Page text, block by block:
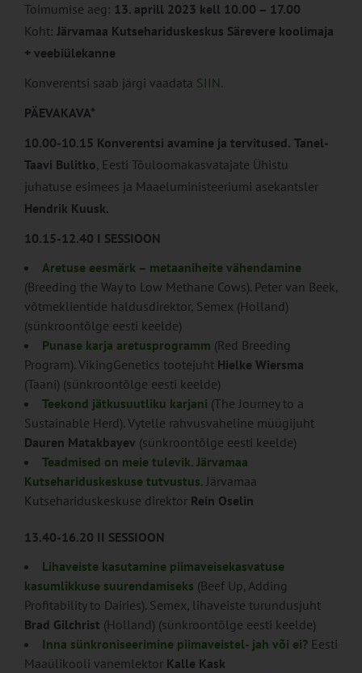
Toimumise aeg: 13. aprill 2023 kell 10.00 – 17.00
Koht: Järvamaa Kutsehariduskeskus Särevere koolimaja
+ veebiülekanne
Konverentsi saab järgi vaadata SIIN.
PÄEVAKAVA*
10.00-10.15 Konverentsi avamine ja tervitused. Tanel-
Taavi Bulitko, Eesti Tõuloomakasvatajate Ühistu
juhatuse esimees ja Maaeluministeeriumi asekantsler
Hendrik Kuusk.
10.15-12.40 I SESSIOON
Aretuse eesmärk – metaaniheite vähendamine
(Breeding the Way to Low Methane Cows). Peter van Beek,
võtmeklientide haldusdirektor, Semex (Holland)
(sünkroontõlge eesti keelde)
Punase karja aretusprogramm (Red Breeding
Program). VikingGenetics tootejuht Hielke Wiersma
(Taani) (sünkroontõlge eesti keelde)
Teekond jätkusuutliku karjani (The Journey to a
Sustainable Herd). Vytelle rahvusvaheline müügijuht
Dauren Matakbayev (sünkroontõlge eesti keelde)
Teadmised on meie tulevik. Järvamaa
Kutsehariduskeskuse tutvustus. Järvamaa
Kutsehariduskeskuse direktor Rein Oselin
13.40-16.20 II SESSIOON
Lihaveiste kasutamine piimaveisekasvatuse
kasumlikkuse suurendamiseks (Beef Up, Adding
Profitability to Dairies). Semex, lihaveiste turundusjuht
Brad Gilchrist (Holland) (sünkroontõlge eesti keelde)
Inna sünkroniseerimine piimaveistel- jah või ei? Eesti
Maaülikooli vanemlektor Kalle Kask